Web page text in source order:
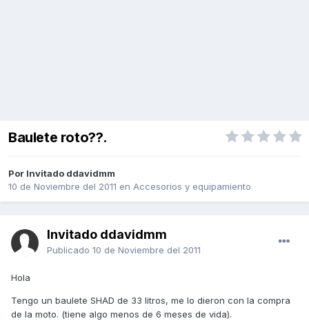
Baulete roto??.
Por Invitado ddavidmm
10 de Noviembre del 2011 en Accesorios y equipamiento
Invitado ddavidmm
Publicado 10 de Noviembre del 2011
Hola
Tengo un baulete SHAD de 33 litros, me lo dieron con la compra
de la moto. (tiene algo menos de 6 meses de vida).